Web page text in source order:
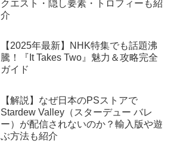
クエスト・隠し要素・トロフィーも紹
介
【2025年最新】NHK特集でも話題沸
騰！『It Takes Two』魅力＆攻略完全
ガイド
【解説】なぜ日本のPSストアで
Stardew Valley（スターデュー バレ
ー）が配信されないのか？輸入版や遊
ぶ方法も紹介